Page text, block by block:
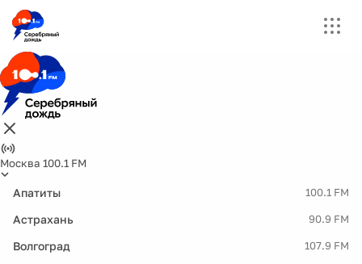
Москва 100.1 FM
Апатиты 100.1 FM
Астрахань 90.9 FM
Волгоград 107.9 FM